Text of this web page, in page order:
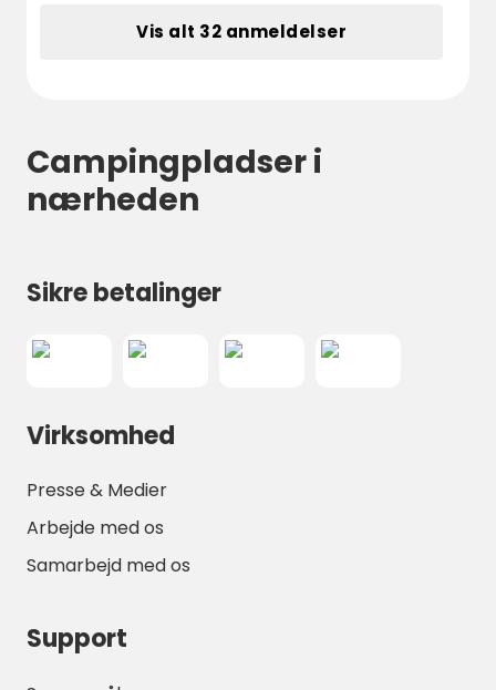
Vis alt 32 anmeldelser
Campingpladser i
nærheden
Sikre betalinger
Virksomhed
Presse & Medier
Arbejde med os
Samarbejd med os
Support